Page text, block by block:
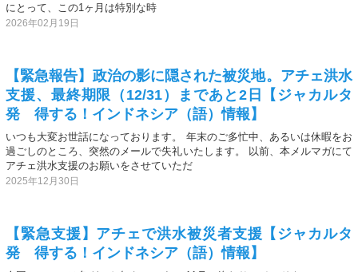
にとって、この1ヶ月は特別な時
2026年02月19日
【緊急報告】政治の影に隠された被災地。アチェ洪水
支援、最終期限（12/31）まであと2日【ジャカルタ
発 得する！インドネシア（語）情報】
いつも大変お世話になっております。 年末のご多忙中、あるいは休暇をお
過ごしのところ、突然のメールで失礼いたします。 以前、本メルマガにて
アチェ洪水支援のお願いをさせていただ
2025年12月30日
【緊急支援】アチェで洪水被災者支援【ジャカルタ
発 得する！インドネシア（語）情報】